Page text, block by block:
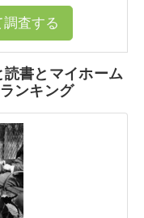
査する
書とマイホーム
ンキング